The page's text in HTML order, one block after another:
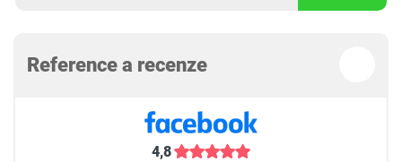
Reference a recenze
4,8